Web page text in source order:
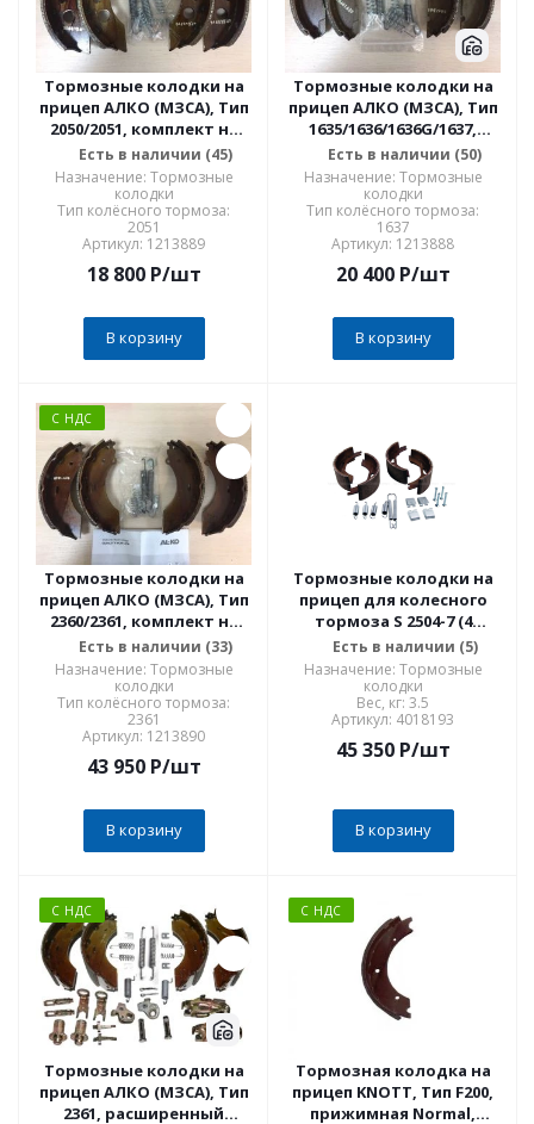
Тормозные колодки на
прицеп АЛКО (МЗСА), Тип
2050/2051, комплект на
одну ось
Есть в наличии (45)
Назначение: Тормозные
колодки
Тип колёсного тормоза:
2051
Артикул: 1213889
18 800P/шт
В корзину
Тормозные колодки на
прицеп АЛКО (МЗСА), Тип
1635/1636/1636G/1637,
комплект на одну ось
Есть в наличии (50)
Назначение: Тормозные
колодки
Тип колёсного тормоза:
1637
Артикул: 1213888
20 400P/шт
В корзину
С НДС
Тормозные колодки на
прицеп АЛКО (МЗСА), Тип
2360/2361, комплект на
одну ось AL-KO
ОРИГИНАЛ
Есть в наличии (33)
Назначение: Тормозные
колодки
Тип колёсного тормоза:
2361
Артикул: 1213890
43 950P/шт
В корзину
Тормозные колодки на
прицеп для колесного
тормоза S 2504-7 (4
колодки +пружины)
АЛКО
Есть в наличии (5)
Назначение: Тормозные
колодки
Вес, кг: 3.5
Артикул: 4018193
45 350P/шт
В корзину
С НДС
Тормозные колодки на
прицеп АЛКО (МЗСА), Тип
2361, расширенный
С НДС
Тормозная колодка на
прицеп KNOTT, Тип F200,
прижимная Normal,